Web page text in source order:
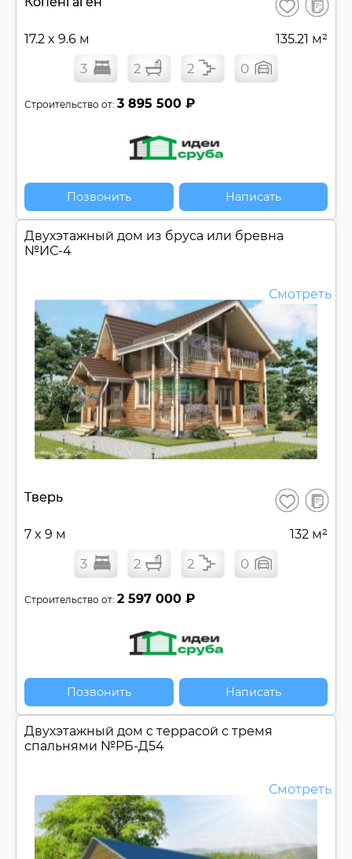
Сохранить
17.2 x 9.6 м 135.21 м²
3 2 2 0
Строительство от: 3 895 500 ₽
Позвонить Написать
Двухэтажный дом из бруса или бревна
№ИС-4
Смотреть
Тверь Сохранить
В
7 x 9 м 132 м²
3 2 2 0
Строительство от: 2 597 000 ₽
Позвонить Написать
Двухэтажный дом c террасой с тремя
спальнями №РБ-Д54
Смотреть